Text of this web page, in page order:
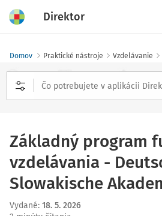
Direktor
Domov Praktické nástroje Vzdelávanie
Základný program
vzdelávania -
Slowakische
Vydané: 18. 5. 2026